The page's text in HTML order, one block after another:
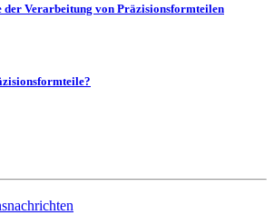
der Verarbeitung von Präzisionsformteilen